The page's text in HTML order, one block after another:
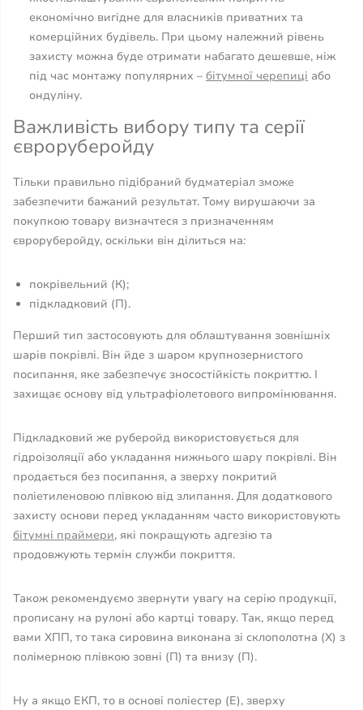
економічно вигідне для власників приватних та
комерційних будівель. При цьому належний рівень
захисту можна буде отримати набагато дешевше, ніж
під час монтажу популярних – бітумної черепиці або
ондуліну.
Важливість вибору типу та серії
євроруберойду
Тільки правильно підібраний будматеріал зможе
забезпечити бажаний результат. Тому вирушаючи за
покупкою товару визначтеся з призначенням
євроруберойду, оскільки він ділиться на:
покрівельний (К);
підкладковий (П).
Перший тип застосовують для облаштування зовнішніх
шарів покрівлі. Він йде з шаром крупнозернистого
посипання, яке забезпечує зносостійкість покриттю. І
захищає основу від ультрафіолетового випромінювання.
Підкладковий же руберойд використовується для
гідроізоляції або укладання нижнього шару покрівлі. Він
продається без посипання, а зверху покритий
поліетиленовою плівкою від злипання. Для додаткового
захисту основи перед укладанням часто використовують
бітумні праймери, які покращують адгезію та
продовжують термін служби покриття.
Також рекомендуємо звернути увагу на серію продукції,
прописану на рулоні або картці товару. Так, якщо перед
вами ХПП, то така сировина виконана зі склополотна (Х) з
полімерною плівкою зовні (П) та внизу (П).
Ну а якщо ЕКП, то в основі поліестер (Е), зверху